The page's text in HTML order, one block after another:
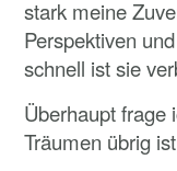
stark meine
Perspektiven
schnell ist sie
Überhaupt frage
Träumen übrig